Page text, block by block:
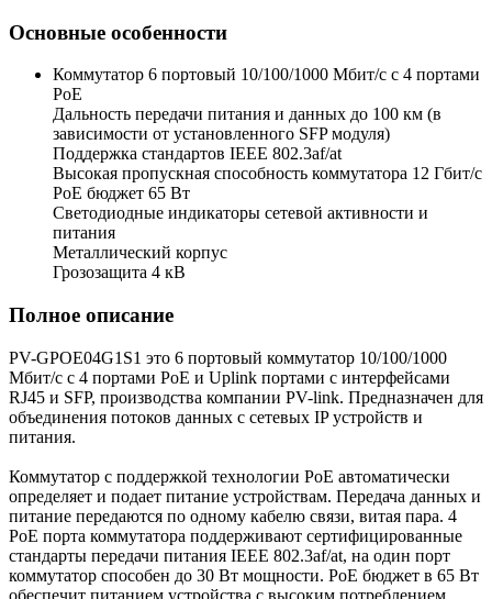
Основные особенности
Коммутатор 6 портовый 10/100/1000 Мбит/с с 4 портами
РоЕ
Дальность передачи питания и данных до 100 км (в
зависимости от установленного SFP модуля)
Поддержка стандартов IEEE 802.3af/at
Высокая пропускная способность коммутатора 12 Гбит/с
PoE бюджет 65 Вт
Светодиодные индикаторы сетевой активности и
питания
Металлический корпус
Грозозащита 4 кВ
Полное описание
PV-GPOE04G1S1 это 6 портовый коммутатор 10/100/1000
Мбит/с с 4 портами PoE и Uplink портами с интерфейсами
RJ45 и SFP, производства компании PV-link. Предназначен для
объединения потоков данных с сетевых IP устройств и
питания.
Коммутатор с поддержкой технологии PoE автоматически
определяет и подает питание устройствам. Передача данных и
питание передаются по одному кабелю связи, витая пара. 4
PoE порта коммутатора поддерживают сертифицированные
стандарты передачи питания IEEE 802.3af/at, на один порт
коммутатор способен до 30 Вт мощности. PoE бюджет в 65 Вт
обеспечит питанием устройства с высоким потреблением